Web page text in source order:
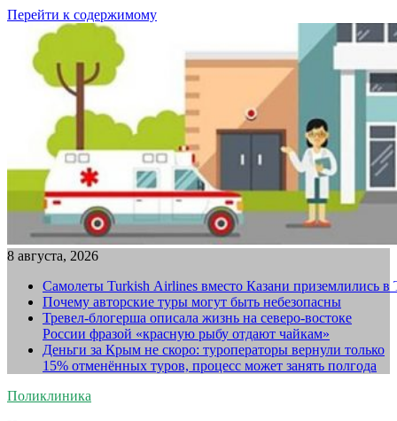
Перейти к содержимому
8 августа, 2026
Самолеты Turkish Airlines вместо Казани приземлились в
Почему авторские туры могут быть небезопасны
Тревел-блогерша описала жизнь на северо-востоке
России фразой «красную рыбу отдают чайкам»
Деньги за Крым не скоро: туроператоры вернули только
15% отменённых туров, процесс может занять полгода
Поликлиника